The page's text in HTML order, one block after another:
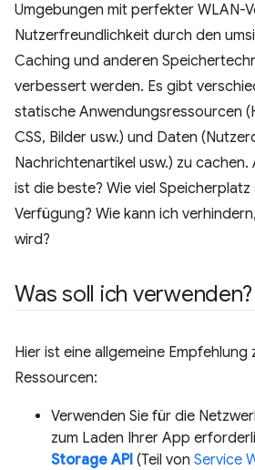
Umgebungen mit perfekter WLAN-
Nutzerfreundlichkeit durch den
Caching und anderen
verbessert werden. Es gibt
statische Anwendungsressourcen
CSS, Bilder usw.) und Daten
Nachrichtenartikel usw.) zu
ist die beste? Wie viel
Verfügung? Wie kann ich
wird?
Was soll ich verwenden?
Hier ist eine allgemeine Empfehlung
Ressourcen:
Verwenden Sie für die
zum Laden Ihrer App
Storage API (Teil von Service